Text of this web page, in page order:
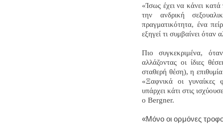
«Ίσως έχει να κάνει
την ανδρική
πραγματικότητα, ένα
εξηγεί τι συμβαίνει
Πιο συγκεκριμένα,
αλλάζοντας οι ίδιες
σταθερή θέση), η
«Ξαφνικά οι γυναίκες
υπάρχει κάτι στις
ο Bergner.
«Μόνο οι ορμόνες